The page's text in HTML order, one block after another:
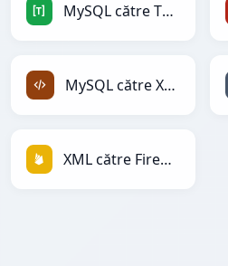
MySQL către TOML
MySQL către XML
XML către Firebase